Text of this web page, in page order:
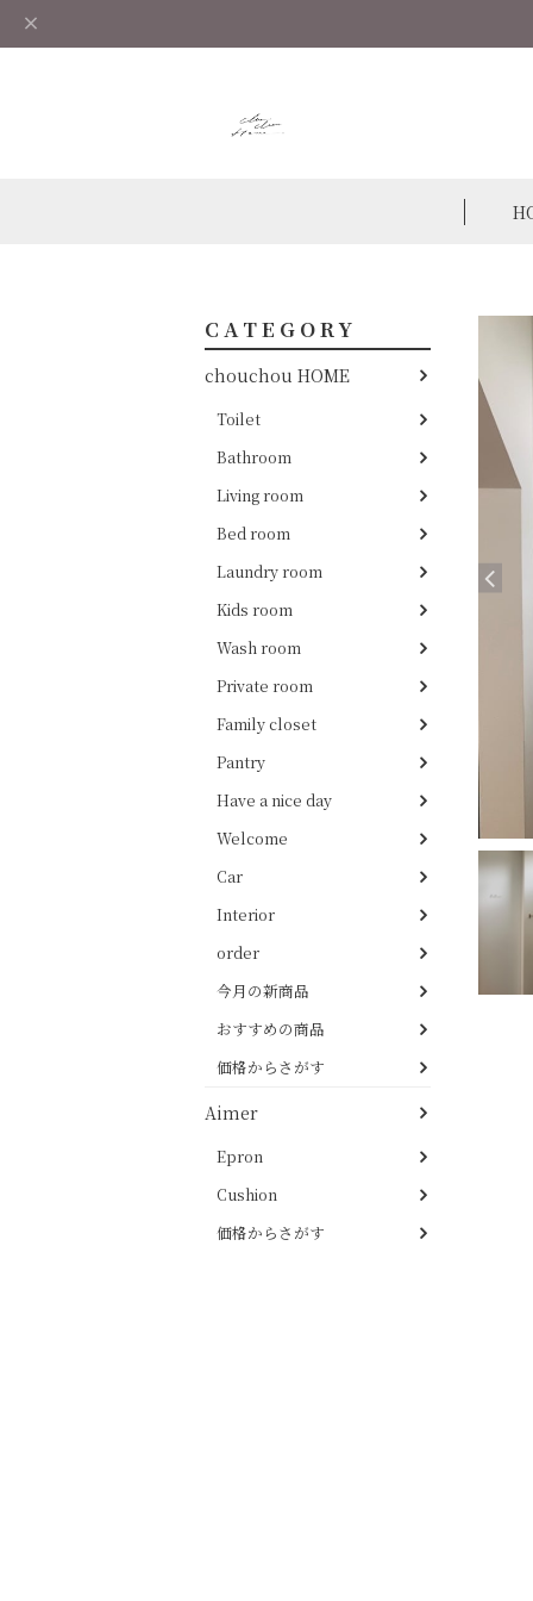
CATEGORY
chouchou HOME
Toilet
Bathroom
Living room
Bed room
Laundry room
Kids room
Wash room
Private room
Family closet
Pantry
Have a nice day
Welcome
Car
Interior
order
今月の新商品
おすすめの商品
価格からさがす
Aimer
Epron
Cushion
価格からさがす